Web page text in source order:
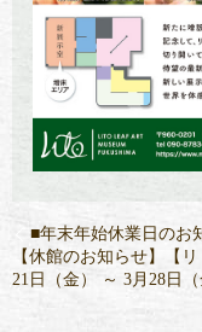
■年末年始休業日のお
【休館のお知らせ】【
21日（金） ～ 3月28日（